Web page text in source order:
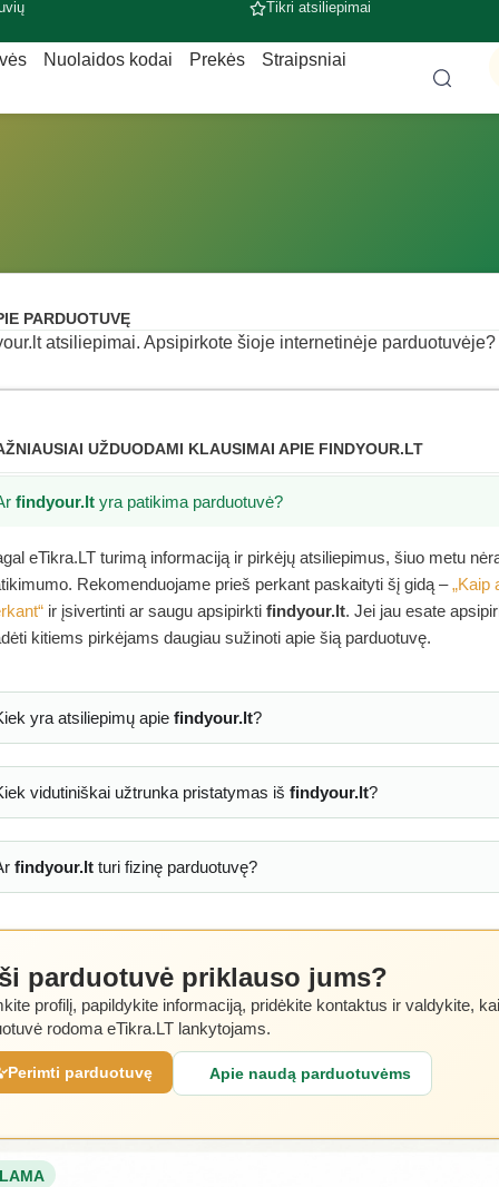
Tikri atsiliepimai
Nuolaidos kodai Prekės Straipsniai
PARDUOTUVĘ
atsiliepimai. Apsipirkote šioje internetinėje
UŽDUODAMI KLAUSIMAI APIE FINDYOUR.LT
findyour.lt yra patikima parduotuvė?
eTikra.LT turimą informaciją ir pirkėjų atsiliepimus, šiuo metu
Rekomenduojame prieš perkant paskaityti šį gidą –„Kaip
ir įsivertinti ar saugu apsipirkti findyour.lt. Jei jau esate
kitiems pirkėjams daugiau sužinoti apie šią parduotuvę.
yra atsiliepimų apie findyour.lt?
vidutiniškai užtrunka pristatymas iš findyour.lt?
findyour.ltturi fizinę parduotuvę?
parduotuvė priklauso jums?
profilį, papildykite informaciją, pridėkite kontaktus ir valdykite,
rodoma eTikra.LT lankytojams.
Perimti parduotuvę Apie naudą parduotuvėms